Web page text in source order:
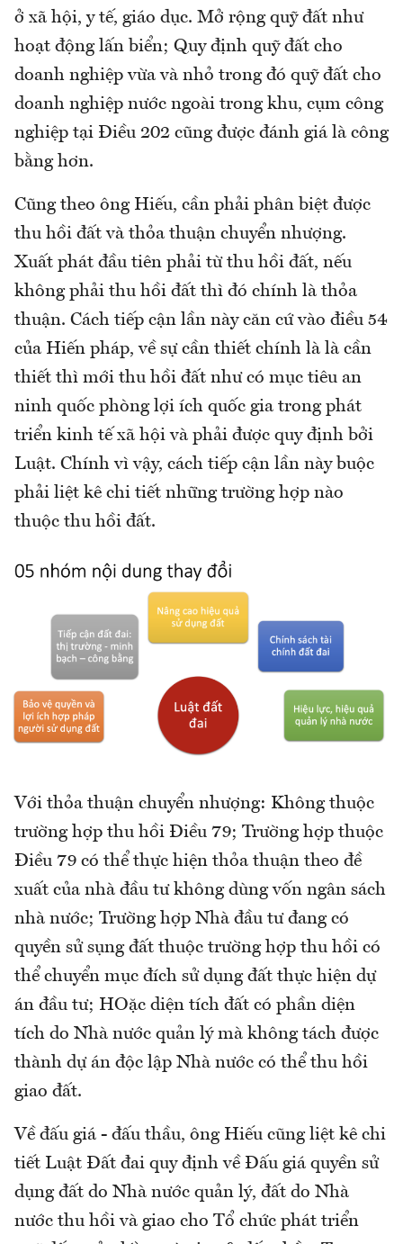
ở xã hội, y tế, giáo dục. Mở rộng quỹ đất như
hoạt động lấn biển; Quy định quỹ đất cho
doanh nghiệp vừa và nhỏ trong đó quỹ đất cho
doanh nghiệp nước ngoài trong khu, cụm công
nghiệp tại Điều 202 cũng được đánh giá là công
bằng hơn.
Cũng theo ông Hiếu, cần phải phân biệt được
thu hồi đất và thỏa thuận chuyển nhượng.
Xuất phát đầu tiên phải từ thu hồi đất, nếu
không phải thu hồi đất thì đó chính là thỏa
thuận. Cách tiếp cận lần này căn cứ vào điều 54
của Hiến pháp, về sự cần thiết chính là là cần
thiết thì mới thu hồi đất như có mục tiêu an
ninh quốc phòng lợi ích quốc gia trong phát
triển kinh tế xã hội và phải được quy định bởi
Luật. Chính vì vậy, cách tiếp cận lần này buộc
phải liệt kê chi tiết những trường hợp nào
thuộc thu hồi đất.
Với thỏa thuận chuyển nhượng: Không thuộc
trường hợp thu hồi Điều 79; Trường hợp thuộc
Điều 79 có thể thực hiện thỏa thuận theo đề
xuất của nhà đầu tư không dùng vốn ngân sách
nhà nước; Trường hợp Nhà đầu tư đang có
quyền sử sụng đất thuộc trường hợp thu hồi có
thể chuyển mục đích sử dụng đất thực hiện dự
án đầu tư; HOặc diện tích đất có phần diện
tích do Nhà nước quản lý mà không tách được
thành dự án độc lập Nhà nước có thể thu hồi
giao đất.
Về đấu giá - đấu thầu, ông Hiếu cũng liệt kê chi
tiết Luật Đất đai quy định về Đấu giá quyền sử
dụng đất do Nhà nước quản lý, đất do Nhà
nước thu hồi và giao cho Tổ chức phát triển